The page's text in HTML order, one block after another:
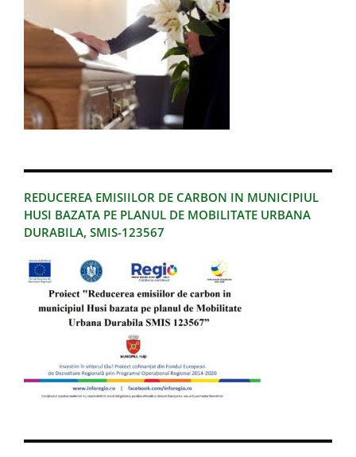
REDUCEREA EMISIILOR DE CARBON IN MUNICIPIUL
HUSI BAZATA PE PLANUL DE MOBILITATE URBANA
DURABILA, SMIS-123567